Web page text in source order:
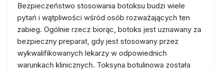
Bezpieczeństwo stosowania botoksu budzi wiele
pytań i wątpliwości wśród osób rozważających ten
zabieg. Ogólnie rzecz biorąc, botoks jest uznawany za
bezpieczny preparat, gdy jest stosowany przez
wykwalifikowanych lekarzy w odpowiednich
warunkach klinicznych. Toksyna botulinowa została